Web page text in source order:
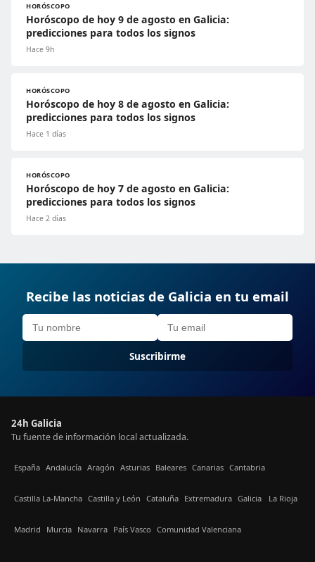
HORÓSCOPO
Horóscopo de hoy 9 de agosto en Galicia:
predicciones para todos los signos
Hace 9h
HORÓSCOPO
Horóscopo de hoy 8 de agosto en Galicia:
predicciones para todos los signos
Hace 1 días
HORÓSCOPO
Horóscopo de hoy 7 de agosto en Galicia:
predicciones para todos los signos
Hace 2 días
Recibe las noticias de Galicia en tu email
Suscribirme
24h Galicia
Tu fuente de información local actualizada.
España Andalucía Aragón Asturias Baleares Canarias Cantabria
Castilla La-Mancha Castilla y León Cataluña Extremadura Galicia La Rioja
Madrid Murcia Navarra País Vasco Comunidad Valenciana